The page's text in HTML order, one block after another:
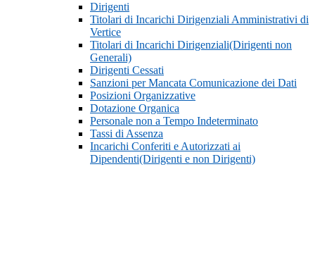
Dirigenti
Titolari di Incarichi Dirigenziali Amministrativi di
Vertice
Titolari di Incarichi Dirigenziali(Dirigenti non
Generali)
Dirigenti Cessati
Sanzioni per Mancata Comunicazione dei Dati
Posizioni Organizzative
Dotazione Organica
Personale non a Tempo Indeterminato
Tassi di Assenza
Incarichi Conferiti e Autorizzati ai
Dipendenti(Dirigenti e non Dirigenti)